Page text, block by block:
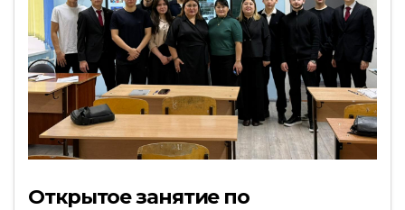
Открытое занятие по